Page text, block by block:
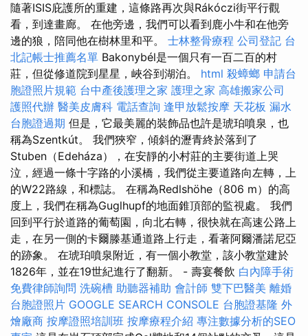
隨著ISIS庇護所的重建，這條路再次與Rákóczi街平行觀
看，到達畫廊。 在他旁邊，我們可以看到鹿小牛和在他旁
邊的狼，陪同他在樹林里和平。 士林整骨療程 公司登記 台
北記帳士推薦名單 Bakonybél是一個只有一百二百的村
莊，但從修道院到星星，峽谷到湖泊。 html 殺蟑螂 申請台
胞證照片規範 台中產後護理之家 護理之家 高雄搬家公司
護照代辦 醫美皮膚科 電話查詢 逢甲放鬆按摩 天花板 漏水
台胞證過期 但是，它最美麗的裝飾品也許是琥珀噴泉，也
稱為Szentkút。 我們狹窄，傾斜的瀝青終於落到了
Stuben（Edeháza），在安靜的小村莊的主要街道上哭
泣，經過一條十字路的小溪橋，我們從主要道路向左轉，上
的W22路線，和標誌。 在稱為Redlshöhe（806 m）的高
度上，我們在稱為Guglhupf的地面錐頂部的監視處。 我們
回到平行於道路的葡萄園，向北右轉，很快就在高速公路上
走，在另一側的卡爾滕基通道路上行走，看著阿爾潘諾尼亞
的跡象。 在琥珀噴泉附近，有一個小教堂，該小教堂建於
1826年，並在19世紀進行了翻新。 - 壽宴餐飲 白內障手術
免費律師詢問 洗碗槽 助聽器補助 會計師 雙下巴醫美 離婚
台胞證照片 GOOGLE SEARCH CONSOLE 台胞證基隆 外
燴廠商 按摩證照培訓班 按摩療程介紹 專注數據分析的SEO